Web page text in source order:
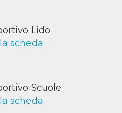
Lido
scheda
Scuole
scheda